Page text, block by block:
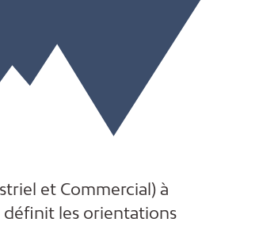
et Commercial) à
définit les orientations